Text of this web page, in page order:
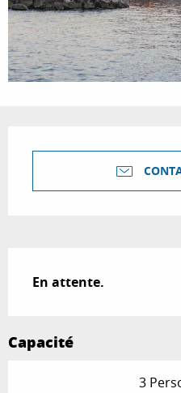
En attente.
Capacité
3